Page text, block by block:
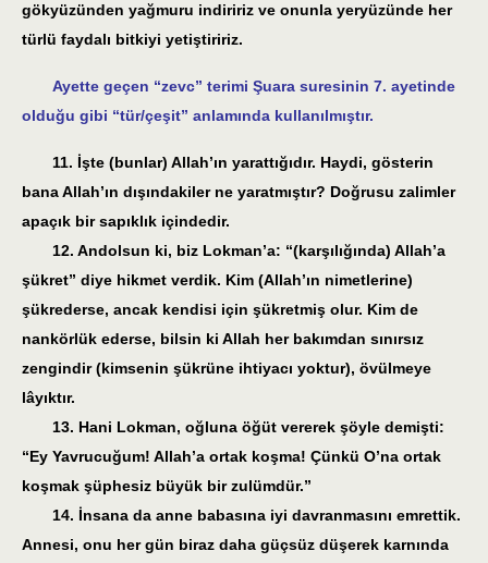
gökyüzünden yağmuru indiririz ve onunla yeryüzünde her
türlü faydalı bitkiyi yetiştiririz.
Ayette geçen “zevc” terimi Şuara suresinin 7. ayetinde
olduğu gibi “tür/çeşit” anlamında kullanılmıştır.
11. İşte (bunlar) Allah’ın yarattığıdır. Haydi, gösterin
bana Allah’ın dışındakiler ne yaratmıştır? Doğrusu zalimler
apaçık bir sapıklık içindedir.
12. Andolsun ki, biz Lokman’a: “(karşılığında) Allah’a
şükret” diye hikmet verdik. Kim (Allah’ın nimetlerine)
şükrederse, ancak kendisi için şükretmiş olur. Kim de
nankörlük ederse, bilsin ki Allah her bakımdan sınırsız
zengindir (kimsenin şükrüne ihtiyacı yoktur), övülmeye
lâyıktır.
13. Hani Lokman, oğluna öğüt vererek şöyle demişti:
“Ey Yavrucuğum! Allah’a ortak koşma! Çünkü O’na ortak
koşmak şüphesiz büyük bir zulümdür.”
14. İnsana da anne babasına iyi davranmasını emrettik.
Annesi, onu her gün biraz daha güçsüz düşerek karnında